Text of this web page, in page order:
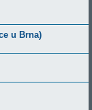
u Brna)